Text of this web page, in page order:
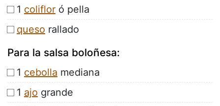
1 coliflor ó pella
queso rallado
Para la salsa boloñesa:
1 cebolla mediana
1 ajo grande